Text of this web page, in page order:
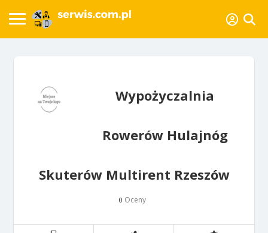
Wypożyczalnia
Rowerów Hulajnóg
Skuterów Multirent Rzeszów
0 Oceny